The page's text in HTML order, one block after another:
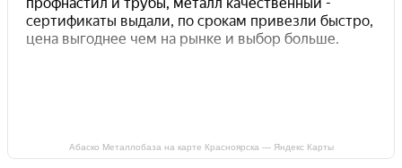
Абаско Металлобаза на карте Красноярска — Яндекс Карты